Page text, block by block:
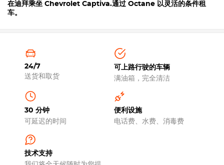
在迪拜乘坐 Chevrolet Captiva.通过 Octane 以灵活的条件租
车。
24/7
送货和取货
可上路行驶的车辆
满油箱，完全清洁
30 分钟
可延迟的时间
便利设施
电话费、水费、消毒费
技术支持